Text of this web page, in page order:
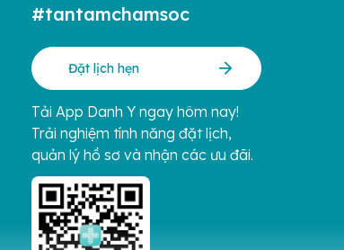
#tantamchamsoc
Đặt lịch hẹn
Tải App Danh Y ngay hôm nay!
Trải nghiệm tính năng đặt lịch,
quản lý hồ sơ và nhận các ưu đãi.